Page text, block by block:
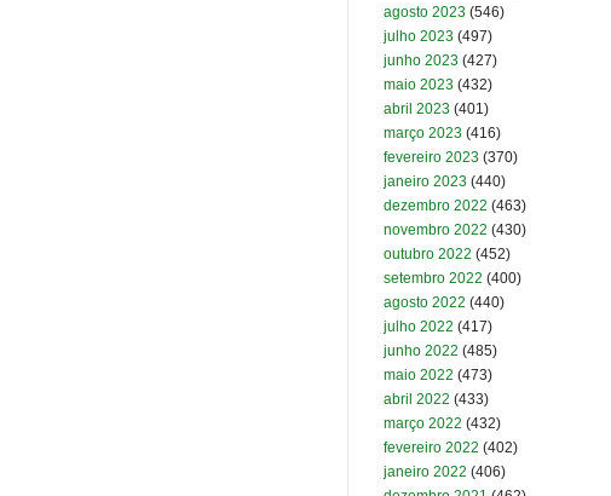
agosto 2023 (546)
julho 2023 (497)
junho 2023 (427)
maio 2023 (432)
abril 2023 (401)
março 2023 (416)
fevereiro 2023 (370)
janeiro 2023 (440)
dezembro 2022 (463)
novembro 2022 (430)
outubro 2022 (452)
setembro 2022 (400)
agosto 2022 (440)
julho 2022 (417)
junho 2022 (485)
maio 2022 (473)
abril 2022 (433)
março 2022 (432)
fevereiro 2022 (402)
janeiro 2022 (406)